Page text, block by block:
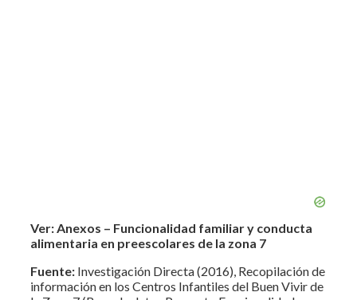
Ver: Anexos – Funcionalidad familiar y conducta
alimentaria en preescolares de la zona 7
Fuente: Investigación Directa (2016), Recopilación de
información en los Centros Infantiles del Buen Vivir de